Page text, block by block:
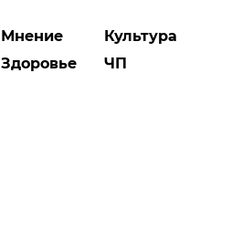
Мнение
Здоровье
Культура
ЧП